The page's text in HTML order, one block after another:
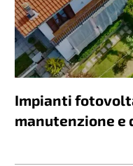
Impianti
manutenzione e